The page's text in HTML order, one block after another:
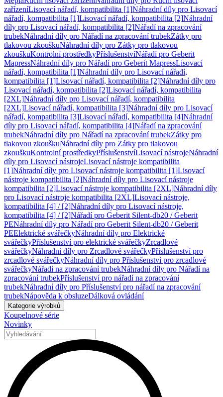
zařízeníLisovací nářadí, kompatibilita [1]Náhradní díly pro Lisovací
nářadí, kompatibilita [1]Lisovací nářadí, kompatibilita [2]Náhradní
díly pro Lisovací nářadí, kompatibilita [2]Nářadí na zpracování
trubekNáhradní díly pro Nářadí na zpracování trubekZátky pro
tlakovou zkouškuNáhradní díly pro Zátky pro tlakovou
zkouškuKontrolní prostředkyPříslušenstvíNářadí pro Geberit
MapressNáhradní díly pro Nářadí pro Geberit MapressLisovací
nářadí, kompatibilita [1]Náhradní díly pro Lisovací nářadí,
kompatibilita [1]Lisovací nářadí, kompatibilita [2]Náhradní díly pro
Lisovací nářadí, kompatibilita [2]Lisovací nářadí, kompatibilita
[2XL]Náhradní díly pro Lisovací nářadí, kompatibilita
[2XL]Lisovací nářadí, kompatibilita [3]Náhradní díly pro Lisovací
nářadí, kompatibilita [3]Lisovací nářadí, kompatibilita [4]Náhradní
díly pro Lisovací nářadí, kompatibilita [4]Nářadí na zpracování
trubekNáhradní díly pro Nářadí na zpracování trubekZátky pro
tlakovou zkouškuNáhradní díly pro Zátky pro tlakovou
zkouškuKontrolní prostředkyPříslušenstvíLisovací nástrojeNáhradní
díly pro Lisovací nástrojeLisovací nástroje kompatibilita
[1]Náhradní díly pro Lisovací nástroje kompatibilita [1]Lisovací
nástroje kompatibilita [2]Náhradní díly pro Lisovací nástroje
kompatibilita [2]Lisovací nástroje kompatibilita [2XL]Náhradní díly
pro Lisovací nástroje kompatibilita [2XL]Lisovací nástroje,
kompatibilita [4] / [2]Náhradní díly pro Lisovací nástroje,
kompatibilita [4] / [2]Nářadí pro Geberit Silent-db20 / Geberit
PENáhradní díly pro Nářadí pro Geberit Silent-db20 / Geberit
PEElektrické svářečkyNáhradní díly pro Elektrické
svářečkyPříslušenství pro elektrické svářečkyZrcadlové
svářečkyNáhradní díly pro Zrcadlové svářečkyPříslušenství pro
zrcadlové svářečkyNáhradní díly pro Příslušenství pro zrcadlové
svářečkyNářadí na zpracování trubekNáhradní díly pro Nářadí na
zpracování trubekPříslušenství pro nářadí na zpracování
trubekNáhradní díly pro Příslušenství pro nářadí na zpracování
trubekNápověda k obsluzeDálková ovládání
Kategorie výrobků
Koupelnové série
Novinky